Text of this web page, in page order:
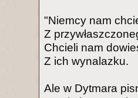
"Niemcy nam
Z
Chcieli nam
Z ich wynalazku.
Ale w Dytmara